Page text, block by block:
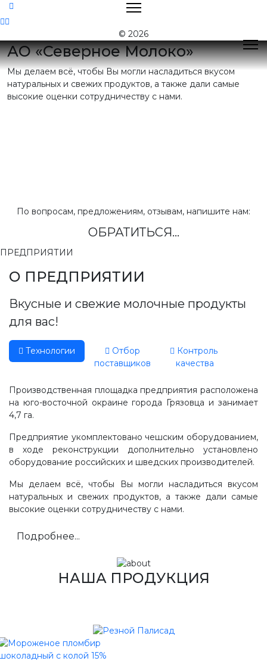
© 2026
Контакты
Приемная:(81755) 2-16-38
Отдел продаж:(81755) 2-18-62
(81755) 2-10-14
Контакты отделов
АО «Северное Молоко»
Мы делаем всё, чтобы Вы могли насладиться вкусом
натуральных и свежих продуктов, а также дали самые
высокие оценки сотрудничеству с нами.
По вопросам, предложениям, отзывам, напишите нам:
ОБРАТИТЬСЯ...
ПРЕДПРИЯТИИ
О ПРЕДПРИЯТИИ
Вкусные и свежие молочные продукты
для вас!
Технологии
Отбор
поставщиков
Контроль
качества
Производственная площадка предприятия расположена
на юго-восточной окраине города Грязовца и занимает
4,7 га.
Предприятие укомплектовано чешским оборудованием,
в ходе реконструкции дополнительно установлено
оборудование российских и шведских производителей.
Мы делаем всё, чтобы Вы могли насладиться вкусом
натуральных и свежих продуктов, а также дали самые
высокие оценки сотрудничеству с нами.
Подробнее...
НАША ПРОДУКЦИЯ